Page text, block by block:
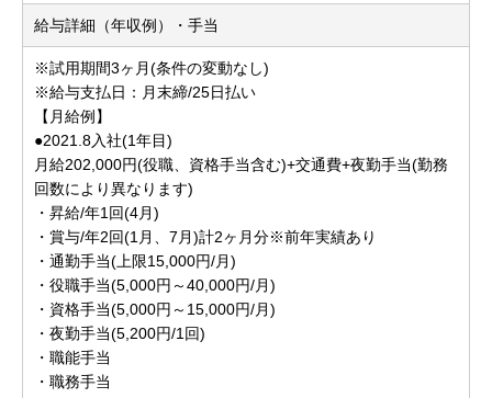
給与詳細（年収例）・手当
※試用期間3ヶ月(条件の変動なし)
※給与支払日：月末締/25日払い
【月給例】
●2021.8入社(1年目)
月給202,000円(役職、資格手当含む)+交通費+夜勤手当(勤務
回数により異なります)
・昇給/年1回(4月)
・賞与/年2回(1月、7月)計2ヶ月分※前年実績あり
・通勤手当(上限15,000円/月)
・役職手当(5,000円～40,000円/月)
・資格手当(5,000円～15,000円/月)
・夜勤手当(5,200円/1回)
・職能手当
・職務手当